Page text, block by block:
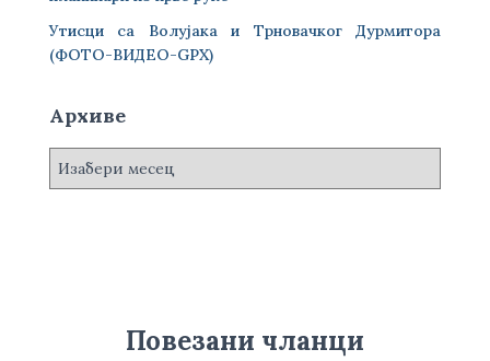
Утисци са Волујака и Трновачког Дурмитора
(ФОТО-ВИДЕО-GPX)
Архиве
А
Повезани чланци